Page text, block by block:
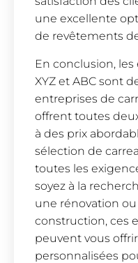
une excellente
de revêtements
En conclusion,
XYZ et ABC sont
entreprises de
offrent toutes
à des prix
sélection de
toutes les
soyez à la
une rénovation
construction, ces
peuvent vous
personnalisées